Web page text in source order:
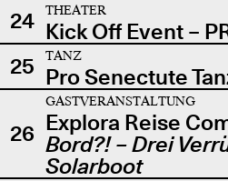
24
THEATER
Kick Off Event –
25
TANZ
Pro Senectute
26
GASTVERANSTALTUNG
Explora Reise
Bord?! – Drei
Solarboot